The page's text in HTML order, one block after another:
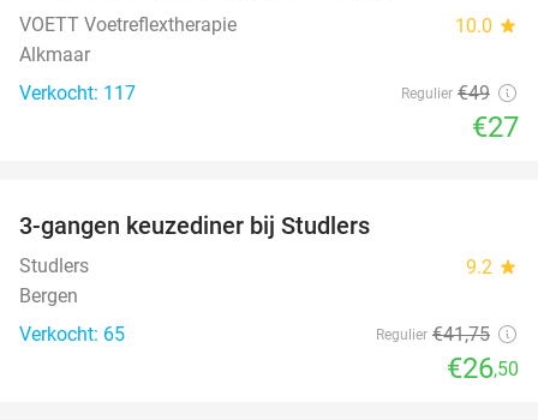
VOETT Voetreflextherapie 10.0 star
Alkmaar
Verkocht: 117
Regulier €49
€27
3-gangen keuzediner bij Studlers
Studlers 9.2 star
Bergen
Verkocht: 65
Regulier €41,75
€26,50